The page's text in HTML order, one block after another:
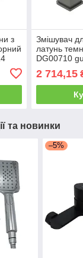
з
Змішувач
латунь
DG00710
2 714,15
та новинки
–5%